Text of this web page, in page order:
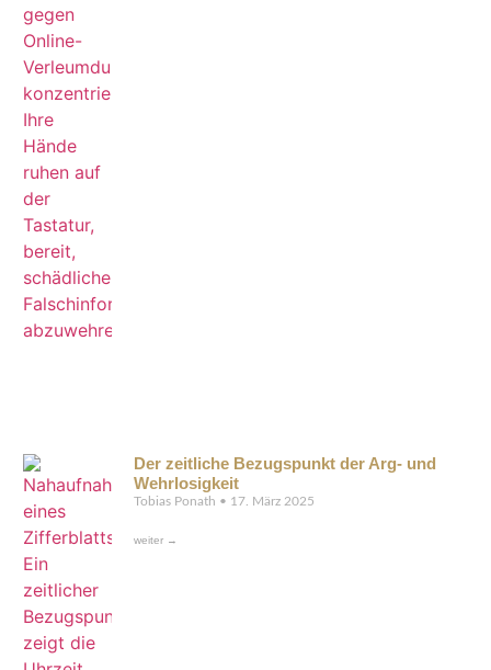
Der zeitliche Bezugspunkt der Arg- und
Wehrlosigkeit
Tobias Ponath 17. März 2025
weiter →